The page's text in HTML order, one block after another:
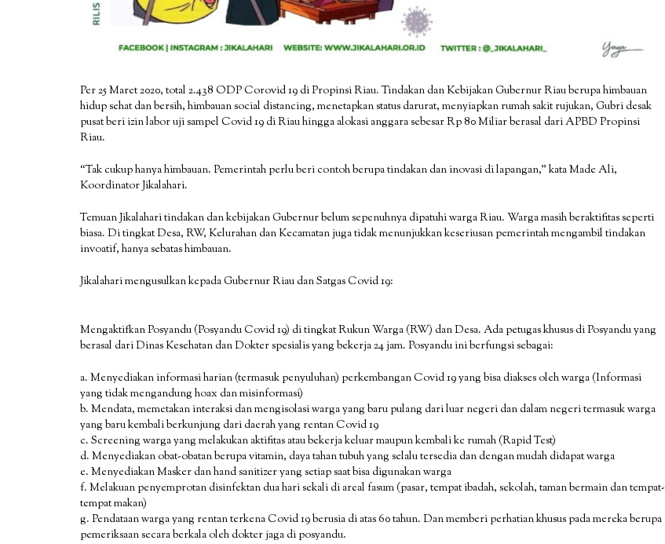
Per 25 Maret 2020, total 2.438 ODP Corovid 19 di Propinsi Riau. Tindakan dan Kebijakan Gubernur Riau berupa himbauan
hidup sehat dan bersih, himbauan social distancing, menetapkan status darurat, menyiapkan rumah sakit rujukan, Gubri desak
pusat beri izin labor uji sampel Covid 19 di Riau hingga alokasi anggara sebesar Rp 80 Miliar berasal dari APBD Propinsi
Riau.
“Tak cukup hanya himbauan. Pemerintah perlu beri contoh berupa tindakan dan inovasi di lapangan,” kata Made Ali,
Koordinator Jikalahari.
Temuan Jikalahari tindakan dan kebijakan Gubernur belum sepenuhnya dipatuhi warga Riau. Warga masih beraktifitas seperti
biasa. Di tingkat Desa, RW, Kelurahan dan Kecamatan juga tidak menunjukkan keseriusan pemerintah mengambil tindakan
invoatif, hanya sebatas himbauan.
Jikalahari mengusulkan kepada Gubernur Riau dan Satgas Covid 19:
Mengaktifkan Posyandu (Posyandu Covid 19) di tingkat Rukun Warga (RW) dan Desa. Ada petugas khusus di Posyandu yang
berasal dari Dinas Kesehatan dan Dokter spesialis yang bekerja 24 jam. Posyandu ini berfungsi sebagai:
a. Menyediakan informasi harian (termasuk penyuluhan) perkembangan Covid 19 yang bisa diakses oleh warga (Informasi
yang tidak mengandung hoax dan misinformasi)
b. Mendata, memetakan interaksi dan mengisolasi warga yang baru pulang dari luar negeri dan dalam negeri termasuk warga
yang baru kembali berkunjung dari daerah yang rentan Covid 19
c. Screening warga yang melakukan aktifitas atau bekerja keluar maupun kembali ke rumah (Rapid Test)
d. Menyediakan obat-obatan berupa vitamin, daya tahan tubuh yang selalu tersedia dan dengan mudah didapat warga
e. Menyediakan Masker dan hand sanitizer yang setiap saat bisa digunakan warga
f. Melakuan penyemprotan disinfektan dua hari sekali di areal fasum (pasar, tempat ibadah, sekolah, taman bermain dan tempat-
tempat makan)
g. Pendataan warga yang rentan terkena Covid 19 berusia di atas 60 tahun. Dan memberi perhatian khusus pada mereka berupa
pemeriksaan secara berkala oleh dokter jaga di posyandu.